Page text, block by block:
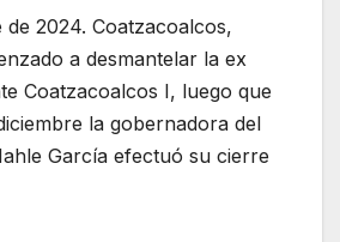
de 2024. Coatzacoalcos,
a desmantelar la ex
Coatzacoalcos I, luego que
la gobernadora del
García efectuó su cierre